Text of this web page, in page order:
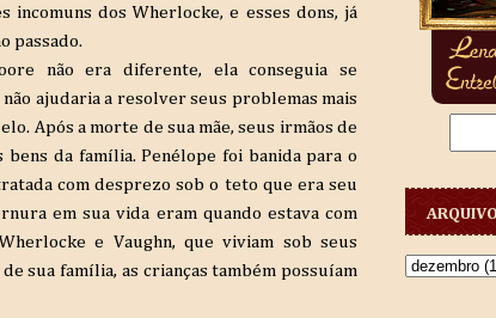
incomuns dos Wherlocke, e esses dons, já
passado.
não era diferente, ela conseguia se
ajudaria a resolver seus problemas mais
Após a morte de sua mãe, seus irmãos de
da família. Penélope foi banida para o
com desprezo sob o teto que era seu
em sua vida eram quando estava com
e Vaughn, que viviam sob seus
sua família, as crianças também possuíam